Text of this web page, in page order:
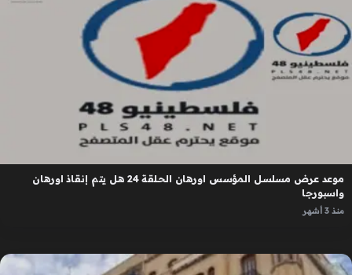
موعد عرض مسلسل المؤسس اورهان الحلقة 24 هل يتم إنقاذ اورهان
واسبورجا
منذ 3 أشهر